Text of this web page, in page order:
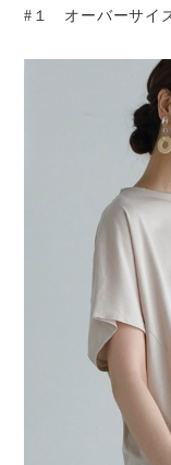
#１ オーバーサイ